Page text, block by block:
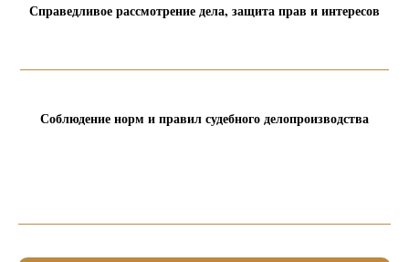
Справедливое рассмотрение дела, защита прав и интересов
Соблюдение норм и правил судебного делопроизводства